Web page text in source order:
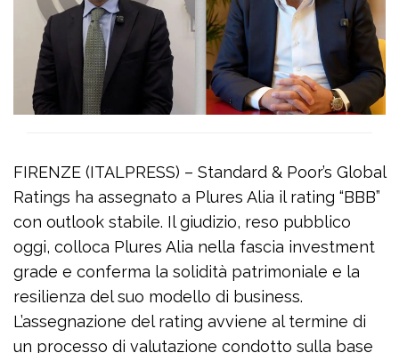
FIRENZE (ITALPRESS) – Standard & Poor’s Global
Ratings ha assegnato a Plures Alia il rating “BBB”
con outlook stabile. Il giudizio, reso pubblico
oggi, colloca Plures Alia nella fascia investment
grade e conferma la solidità patrimoniale e la
resilienza del suo modello di business.
L’assegnazione del rating avviene al termine di
un processo di valutazione condotto sulla base